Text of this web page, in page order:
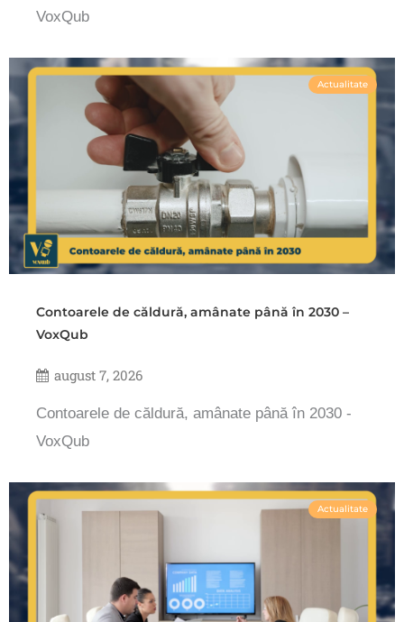
VoxQub
Actualitate
Contoarele de căldură, amânate până în 2030 –
VoxQub
august 7, 2026
Contoarele de căldură, amânate până în 2030 -
VoxQub
Actualitate